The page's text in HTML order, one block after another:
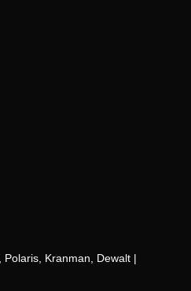
Kranman, Dewalt |